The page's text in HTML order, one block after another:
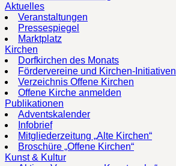
Aktuelles
Veranstaltungen
Pressespiegel
Marktplatz
Kirchen
Dorfkirchen des Monats
Fördervereine und Kirchen-Initiativen
Verzeichnis Offene Kirchen
Offene Kirche anmelden
Publikationen
Adventskalender
Infobrief
Mitgliederzeitung „Alte Kirchen“
Broschüre „Offene Kirchen“
Kunst & Kultur